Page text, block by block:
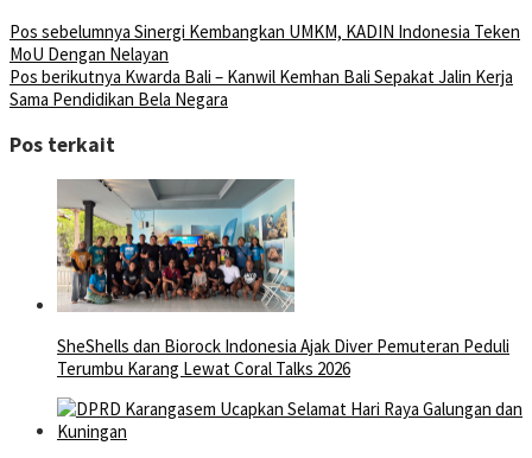
Pos sebelumnya Sinergi Kembangkan UMKM, KADIN Indonesia Teken
MoU Dengan Nelayan
Pos berikutnya Kwarda Bali – Kanwil Kemhan Bali Sepakat Jalin Kerja
Sama Pendidikan Bela Negara
Pos terkait
SheShells dan Biorock Indonesia Ajak Diver Pemuteran Peduli
Terumbu Karang Lewat Coral Talks 2026